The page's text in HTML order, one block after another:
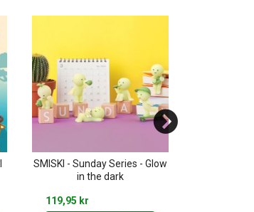
SMISKI - Sunday Series - Glow
in the dark
119,95 kr